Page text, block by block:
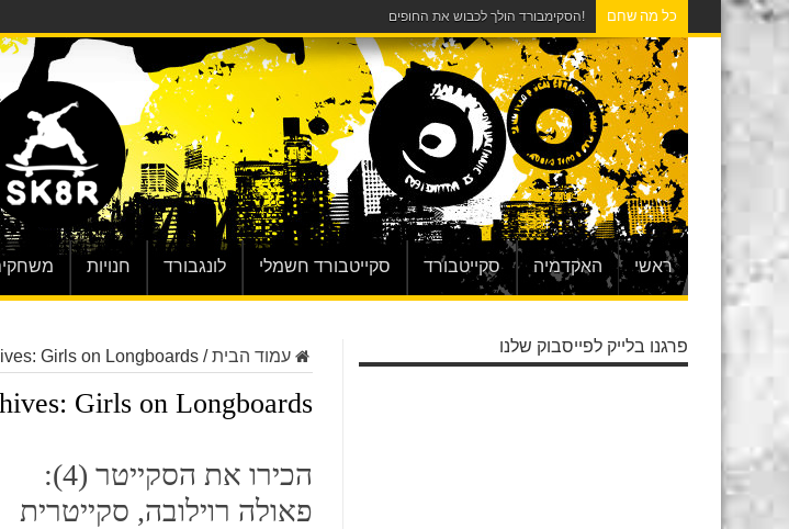
כל מה שחם !הסקימבורד הולך לכבוש את החופים
ראשי האקדמיה סקייטבורד סקייטבורד חשמלי לונגבורד חנויות
עמוד הבית/
Girls on Longboards
Girls on Longboards
הכירו את הסקייטר (4):
פאולה רוילובה, סקייטרית
פרגנו בלייק לפייסבוק שלנו